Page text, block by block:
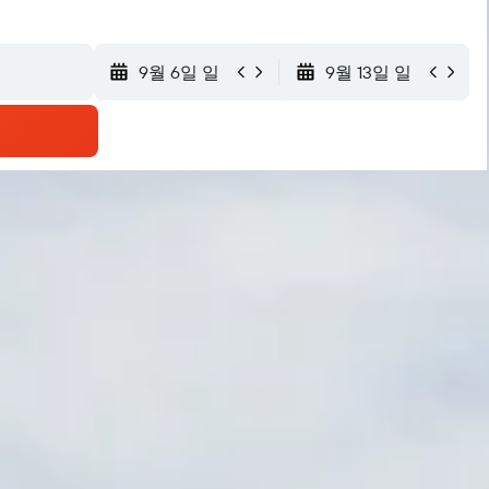
9월 6일 일 9월 13일 일